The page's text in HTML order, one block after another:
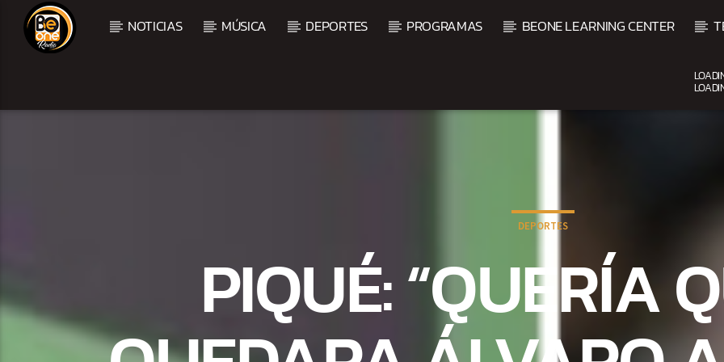
NOTICIAS MÚSICA DEPORTES PROGRAMAS BEONE LEARNING CENTER
DEPORTES
PIQUÉ: “QUERÍA